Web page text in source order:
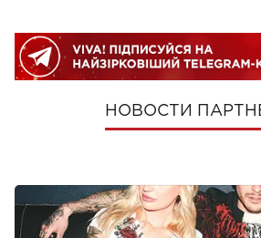
НОВОСТИ